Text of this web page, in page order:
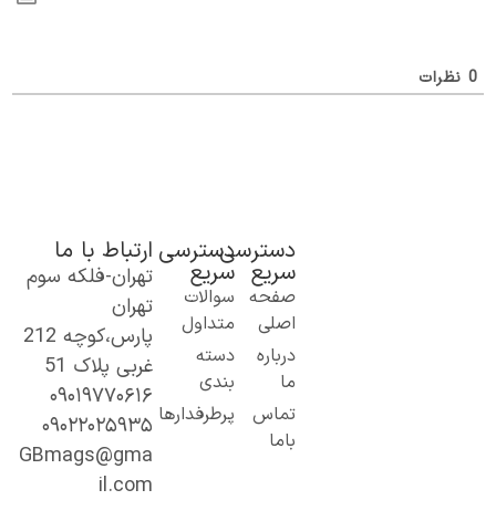
0نظرات
دسترسی
سریع
صفحه
اصلی
درباره
ما
تماس
باما
دسترسی
سریع
سوالات
متداول
دسته
بندی
پرطرفدارها
ارتباط با ما
تهران-فلکه سوم
تهران
پارس،کوچه 212
غربی پلاک 51
۰۹۰۱۹۷۷۰۶۱۶
۰۹۰۲۲۰۲۵۹۳۵
GBmags@gma
il.com